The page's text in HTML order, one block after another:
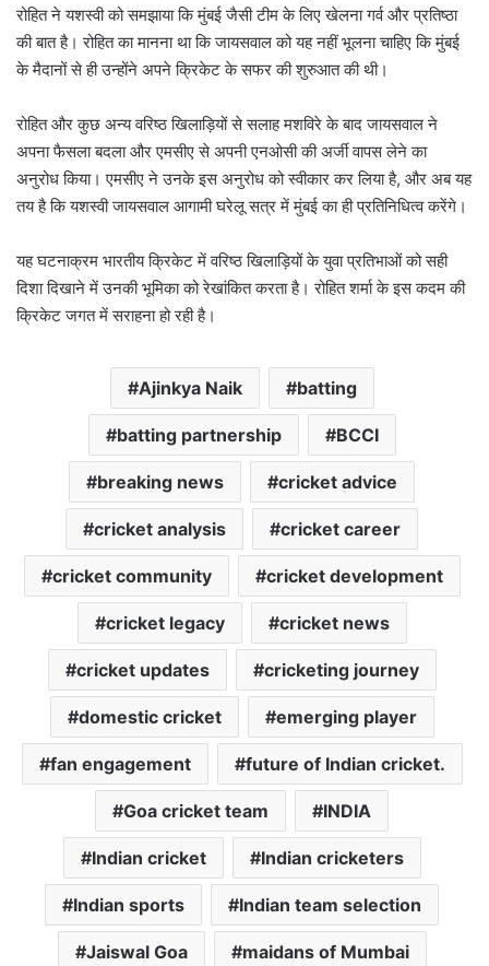
रोहित ने यशस्वी को समझाया कि मुंबई जैसी टीम के लिए खेलना गर्व और प्रतिष्ठा
की बात है। रोहित का मानना था कि जायसवाल को यह नहीं भूलना चाहिए कि मुंबई
के मैदानों से ही उन्होंने अपने क्रिकेट के सफर की शुरुआत की थी।
रोहित और कुछ अन्य वरिष्ठ खिलाड़ियों से सलाह मशविरे के बाद जायसवाल ने
अपना फैसला बदला और एमसीए से अपनी एनओसी की अर्जी वापस लेने का
अनुरोध किया। एमसीए ने उनके इस अनुरोध को स्वीकार कर लिया है, और अब यह
तय है कि यशस्वी जायसवाल आगामी घरेलू सत्र में मुंबई का ही प्रतिनिधित्व करेंगे।
यह घटनाक्रम भारतीय क्रिकेट में वरिष्ठ खिलाड़ियों के युवा प्रतिभाओं को सही
दिशा दिखाने में उनकी भूमिका को रेखांकित करता है। रोहित शर्मा के इस कदम की
क्रिकेट जगत में सराहना हो रही है।
Ajinkya Naik batting
batting partnership BCCI
breaking news cricket advice
cricket analysis cricket career
cricket community cricket development
cricket legacy cricket news
cricket updates cricketing journey
domestic cricket emerging player
fan engagement future of Indian cricket.
Goa cricket team INDIA
Indian cricket Indian cricketers
Indian sports Indian team selection
Jaiswal Goa maidans of Mumbai